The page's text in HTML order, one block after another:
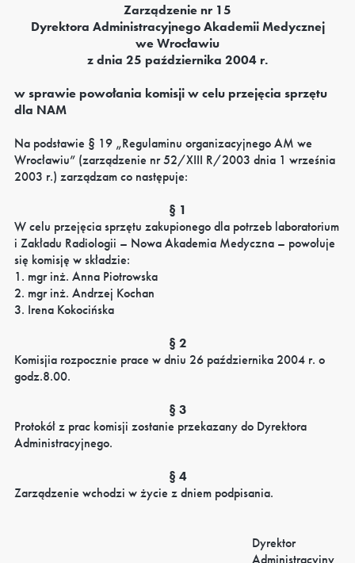
Zarządzenie nr 15
Dyrektora Administracyjnego Akademii Medycznej
we Wrocławiu
z dnia 25 października 2004 r.
w sprawie powołania komisji w celu przejęcia sprzętu
dla NAM
Na podstawie § 19 „Regulaminu organizacyjnego AM we
Wrocławiu” (zarządzenie nr 52/XIII R/2003 dnia 1 września
2003 r.) zarządzam co następuje:
§ 1
W celu przejęcia sprzętu zakupionego dla potrzeb laboratorium
i Zakładu Radiologii – Nowa Akademia Medyczna – powołuje
się komisję w składzie:
1. mgr inż. Anna Piotrowska
2. mgr inż. Andrzej Kochan
3. Irena Kokocińska
§ 2
Komisjia rozpocznie prace w dniu 26 października 2004 r. o
godz.8.00.
§ 3
Protokół z prac komisji zostanie przekazany do Dyrektora
Administracyjnego.
§ 4
Zarządzenie wchodzi w życie z dniem podpisania.
Dyrektor
Administracyjny